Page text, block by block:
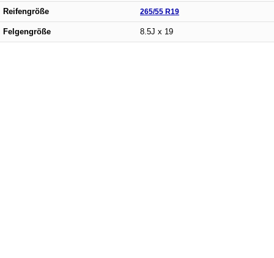
Reifengröße 265/55 R19
Felgengröße 8.5J x 19